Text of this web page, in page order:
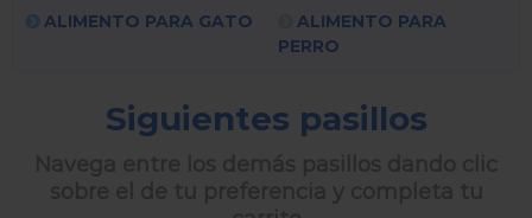
ALIMENTO PARA GATO
ALIMENTO PARA
PERRO
Siguientes pasillos